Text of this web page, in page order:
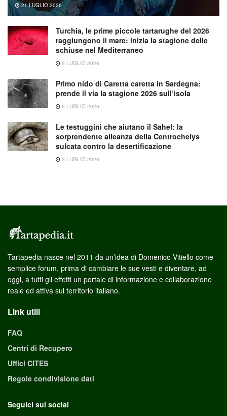
21 LUGLIO 2026
Turchia, le prime piccole tartarughe del 2026
raggiungono il mare: inizia la stagione delle
schiuse nel Mediterraneo
9 LUGLIO 2026
Primo nido di Caretta caretta in Sardegna:
prende il via la stagione 2026 sull’isola
6 LUGLIO 2026
Le testuggini che aiutano il Sahel: la
sorprendente alleanza della Centrochelys
sulcata contro la desertificazione
3 LUGLIO 2026
Tartapedia nasce nel 2011 da un’idea di Domenico Vitiello come
semplice forum, prima di cambiare le sue vesti e diventare, ad
oggi, a tutti gli effetti un portale di informazione e collaborazione
reale ed attiva sul territorio italiano.
Link utili
FAQ
Centri di Recupero
Uffici CITES
Regole condivisione dati
Seguici sui social